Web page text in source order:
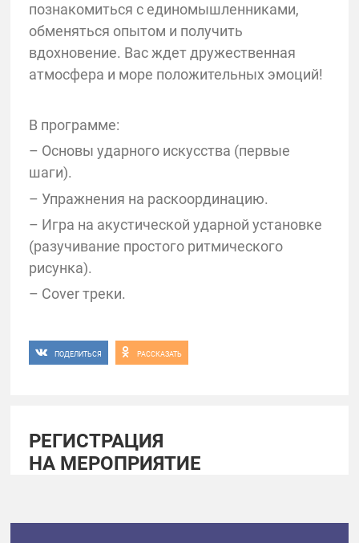
познакомиться с единомышленниками,
обменяться опытом и получить
вдохновение. Вас ждет дружественная
атмосфера и море положительных эмоций!
В программе:
– Основы ударного искусства (первые
шаги).
– Упражнения на раскоординацию.
– Игра на акустической ударной установке
(разучивание простого ритмического
рисунка).
– Cover треки.
ПОДЕЛИТЬСЯ РАССКАЗАТЬ
РЕГИСТРАЦИЯ
НА МЕРОПРИЯТИЕ